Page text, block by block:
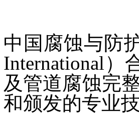
中国腐蚀与防
International）
及管道腐蚀完
和颁发的专业